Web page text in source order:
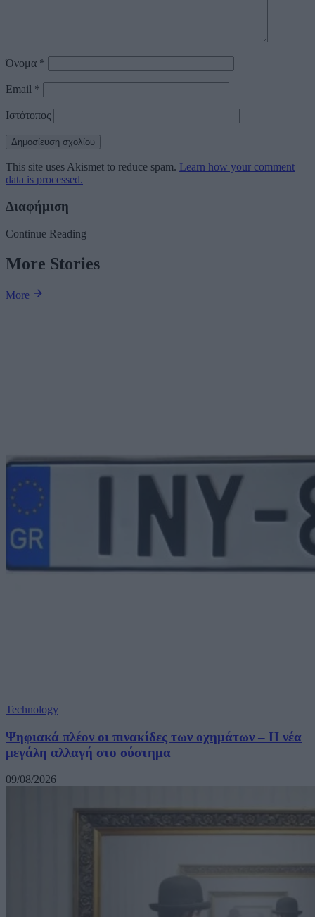
Όνομα *
Email *
Ιστότοπος
This site uses Akismet to reduce spam. Learn how your comment
data is processed.
Διαφήμιση
Continue Reading
More Stories
More
Technology
Ψηφιακά πλέον οι πινακίδες των οχημάτων – Η νέα
μεγάλη αλλαγή στο σύστημα
09/08/2026